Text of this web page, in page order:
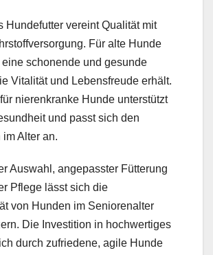
Hundefutter vereint Qualität mit
Für alte Hunde
eine schonende und gesunde
Vitalität und Lebensfreude erhält.
nierenkranke Hunde unterstützt
und passt sich den
Alter an.
Auswahl, angepasster Fütterung
Pflege lässt sich die
von Hunden im Seniorenalter
Die Investition in hochwertiges
durch zufriedene, agile Hunde